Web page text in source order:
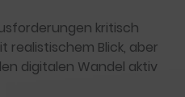
kritisch
realistischem Blick, aber
digitalen Wandel aktiv